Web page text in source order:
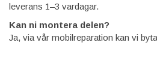
leverans 1–3 vardagar.
Kan ni montera delen?
Ja, via vår mobilreparation kan vi